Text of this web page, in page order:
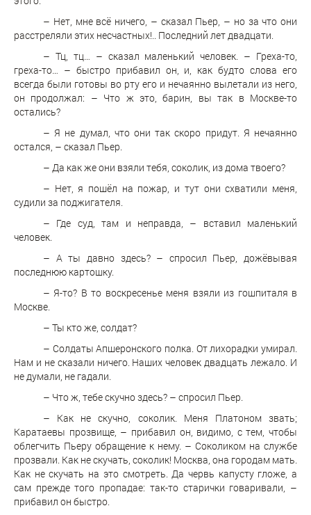
– Нет, мне всё ничего, – сказал Пьер, – но за что они
расстреляли этих несчастных!.. Последний лет двадцати.
– Тц, тц… – сказал маленький человек. – Греха-то,
греха-то… – быстро прибавил он, и, как будто слова его
всегда были готовы во рту его и нечаянно вылетали из него,
он продолжал: – Что ж это, барин, вы так в Москве-то
остались?
– Я не думал, что они так скоро придут. Я нечаянно
остался, – сказал Пьер.
– Да как же они взяли тебя, соколик, из дома твоего?
– Нет, я пошёл на пожар, и тут они схватили меня,
судили за поджигателя.
– Где суд, там и неправда, – вставил маленький
человек.
– А ты давно здесь? – спросил Пьер, дожёвывая
последнюю картошку.
– Я-то? В то воскресенье меня взяли из гошпиталя в
Москве.
– Ты кто же, солдат?
– Солдаты Апшеронского полка. От лихорадки умирал.
Нам и не сказали ничего. Наших человек двадцать лежало. И
не думали, не гадали.
– Что ж, тебе скучно здесь? – спросил Пьер.
– Как не скучно, соколик. Меня Платоном звать;
Каратаевы прозвище, – прибавил он, видимо, с тем, чтобы
облегчить Пьеру обращение к нему. – Соколиком на службе
прозвали. Как не скучать, соколик! Москва, она городам мать.
Как не скучать на это смотреть. Да червь капусту гложе, а
сам прежде того пропадае: так-то старички говаривали, –
прибавил он быстро.